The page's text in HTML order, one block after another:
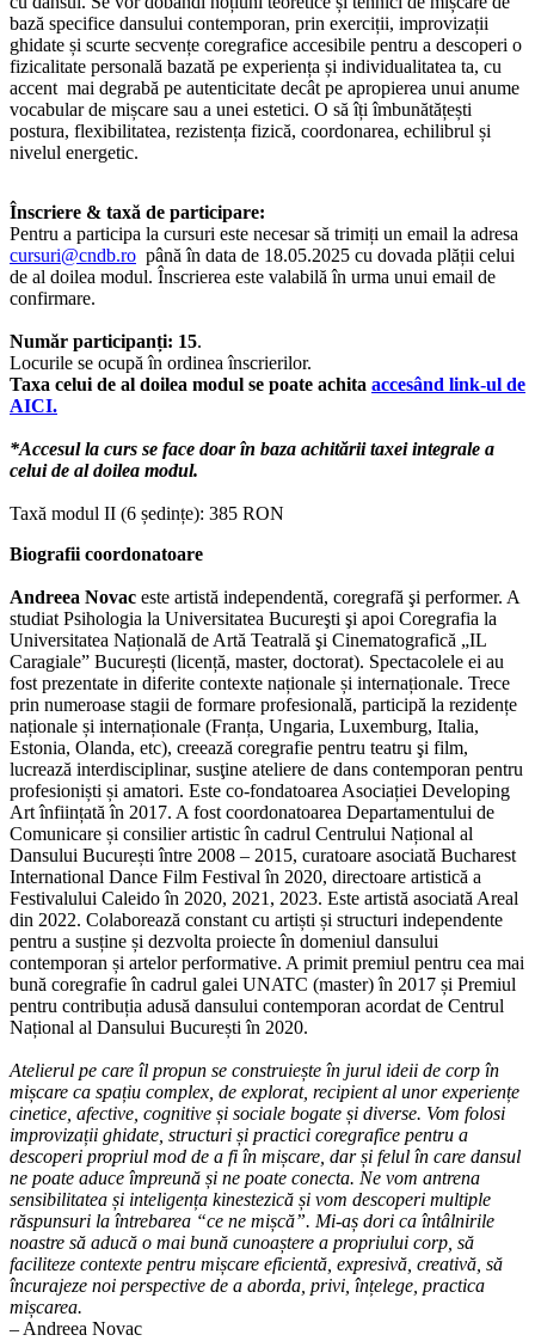
bază specifice dansului contemporan, prin exerciții, improvizații
ghidate și scurte secvențe coregrafice accesibile pentru a descoperi o
fizicalitate personală bazată pe experiența și individualitatea ta, cu
accent mai degrabă pe autenticitate decât pe apropierea unui anume
vocabular de mișcare sau a unei estetici. O să îți îmbunătățești
postura, flexibilitatea, rezistența fizică, coordonarea, echilibrul și
nivelul energetic.
Înscriere & taxă de participare:
Pentru a participa la cursuri este necesar să trimiți un email la adresa
cursuri@cndb.ro până în data de 18.05.2025 cu dovada plății celui
de al doilea modul. Înscrierea este valabilă în urma unui email de
confirmare.
Număr participanți: 15.
Locurile se ocupă în ordinea înscrierilor.
Taxa celui de al doilea modul se poate achita accesând link-ul de
AICI.
*Accesul la curs se face doar în baza achitării taxei integrale a
celui de al doilea modul.
Taxă modul II (6 ședințe): 385 RON
Biografii coordonatoare
Andreea Novac este artistă independentă, coregrafă şi performer. A
studiat Psihologia la Universitatea Bucureşti şi apoi Coregrafia la
Universitatea Națională de Artă Teatrală şi Cinematografică „IL
Caragiale” București (licență, master, doctorat). Spectacolele ei au
fost prezentate in diferite contexte naționale și internaționale. Trece
prin numeroase stagii de formare profesională, participă la rezidențe
naționale și internaționale (Franța, Ungaria, Luxemburg, Italia,
Estonia, Olanda, etc), creează coregrafie pentru teatru şi film,
lucrează interdisciplinar, susţine ateliere de dans contemporan pentru
profesioniști și amatori. Este co-fondatoarea Asociației Developing
Art înființată în 2017. A fost coordonatoarea Departamentului de
Comunicare și consilier artistic în cadrul Centrului Național al
Dansului București între 2008 – 2015, curatoare asociată Bucharest
International Dance Film Festival în 2020, directoare artistică a
Festivalului Caleido în 2020, 2021, 2023. Este artistă asociată Areal
din 2022. Colaborează constant cu artiști și structuri independente
pentru a susține și dezvolta proiecte în domeniul dansului
contemporan și artelor performative. A primit premiul pentru cea mai
bună coregrafie în cadrul galei UNATC (master) în 2017 și Premiul
pentru contribuția adusă dansului contemporan acordat de Centrul
Național al Dansului București în 2020.
Atelierul pe care îl propun se construiește în jurul ideii de corp în
mișcare ca spațiu complex, de explorat, recipient al unor experiențe
cinetice, afective, cognitive și sociale bogate și diverse. Vom folosi
improvizații ghidate, structuri și practici coregrafice pentru a
descoperi propriul mod de a fi în mișcare, dar și felul în care dansul
ne poate aduce împreună și ne poate conecta. Ne vom antrena
sensibilitatea și inteligența kinestezică și vom descoperi multiple
răspunsuri la întrebarea “ce ne mișcă”. Mi-aș dori ca întâlnirile
noastre să aducă o mai bună cunoaștere a propriului corp, să
faciliteze contexte pentru mișcare eficientă, expresivă, creativă, să
încurajeze noi perspective de a aborda, privi, înțelege, practica
mișcarea.
– Andreea Novac